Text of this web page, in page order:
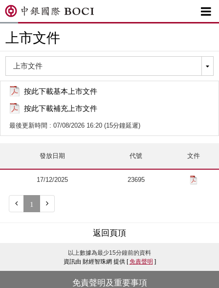

上市文件
按此下載基本上市文件
按此下載補充上市文件
最後更新時間 : 07/08/2026 16:20 (15分鐘延遲)
發放日期 代號 文件
17/12/2025 23695
 1 
返回頁頂
以上數據為最少15分鐘前的資料
資訊由 財經智珠網 提供 [免責聲明 ]
免責聲明及重要事項